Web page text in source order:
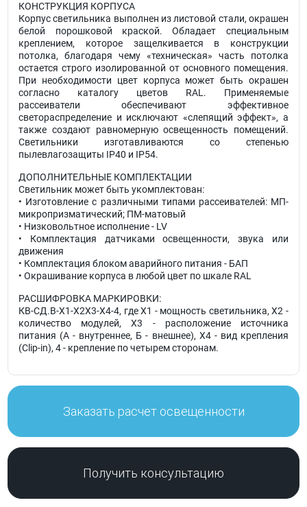
КОНСТРУКЦИЯ КОРПУСА
Корпус светильника выполнен из листовой стали, окрашен
белой порошковой краской. Обладает специальным
креплением, которое защелкивается в конструкции
потолка, благодаря чему «техническая» часть потолка
остается строго изолированной от основного помещения.
При необходимости цвет корпуса может быть окрашен
согласно каталогу цветов RAL. Применяемые
рассеиватели обеспечивают эффективное
светораспределение и исключают «слепящий эффект», а
также создают равномерную освещенность помещений.
Светильники изготавливаются со степенью
пылевлагозащиты IP40 и IP54.
ДОПОЛНИТЕЛЬНЫЕ КОМПЛЕКТАЦИИ
Светильник может быть укомплектован:
• Изготовление с различными типами рассеивателей: МП-
микропризматический; ПМ-матовый
• Низковольтное исполнение - LV
• Комплектация датчиками освещенности, звука или
движения
• Комплектация блоком аварийного питания - БАП
• Окрашивание корпуса в любой цвет по шкале RAL
РАСШИФРОВКА МАРКИРОВКИ:
КВ-СД.В-X1-X2X3-X4-4, где X1 - мощность светильника, X2 -
количество модулей, X3 - расположение источника
питания (А - внутреннее, Б - внешнее), X4 - вид крепления
(Clip-in), 4 - крепление по четырем сторонам.
Заказать расчет освещенности
Получить консультацию